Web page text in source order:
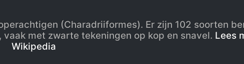
(Charadriiformes). Er zijn 102 soorten
met zwarte tekeningen op kop en snavel. Lees
Wikipedia